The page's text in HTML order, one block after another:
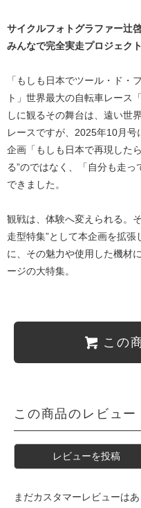
サイクルフォトグラファー辻
みんなで完全実走プロジェクト
「もしも日本でツール・ド・
ト」世界最大の自転車レース
しに観るその舞台は、遠い世
レースですが、2025年10月
企画「もしも日本で再現した
る”のではなく、「自分も走
できました。
観戦は、体験へ変えられる。
走型特集”として本企画を拡
に、その魅力や使用した機材
ージの大特集。
この
この商品のレビュー
レビューを投稿
まだカスタマーレビューはあ